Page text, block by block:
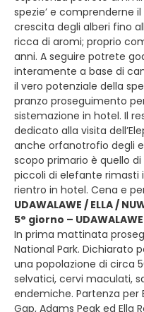
spezie’ e comprenderne
crescita degli alberi fino
ricca di aromi; proprio
anni. A seguire potrete
interamente a base di
il vero potenziale della
pranzo proseguimento
sistemazione in hotel. Il
dedicato alla visita
anche orfanotrofio degli
scopo primario è quello
piccoli di elefante rimasti
rientro in hotel. Cena e
UDAWALAWE / ELLA /
5° giorno – UDAWALAWE
In prima mattinata
National Park. Dichiarato
una popolazione di circa
selvatici, cervi maculati,
endemiche. Partenza per
Gap, Adams Peak ed Ella